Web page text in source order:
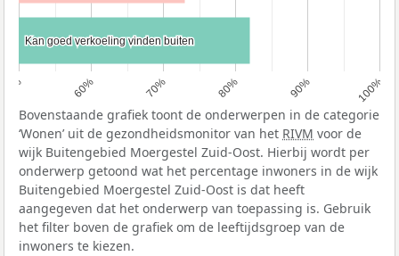
50% 60% 70% 80% 90% 100%
Kan goed verkoeling vinden buiten
Kan goed verkoeling vinden buiten
Bovenstaande grafiek toont de onderwerpen in de categorie
‘Wonen’ uit de gezondheidsmonitor van het RIVM voor de
wijk Buitengebied Moergestel Zuid-Oost. Hierbij wordt per
onderwerp getoond wat het percentage inwoners in de wijk
Buitengebied Moergestel Zuid-Oost is dat heeft
aangegeven dat het onderwerp van toepassing is. Gebruik
het filter boven de grafiek om de leeftijdsgroep van de
inwoners te kiezen.